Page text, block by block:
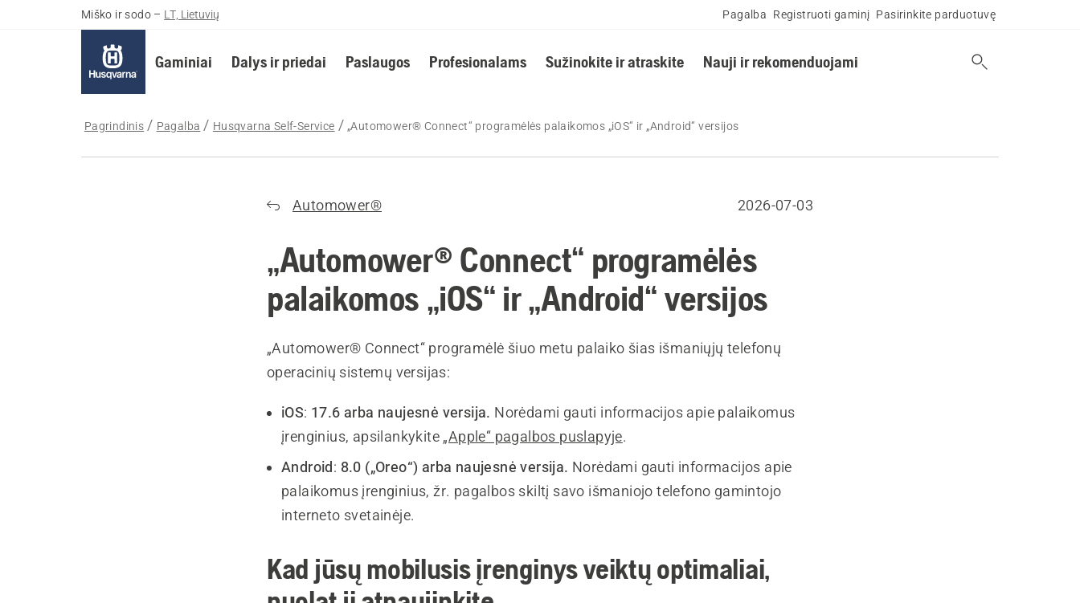
Miško ir sodo – LT, Lietuvių Pagalba Registruoti gaminį Pasirinkite parduotuvę
Gaminiai Dalys ir priedai Paslaugos Profesionalams Sužinokite ir atraskite Nauji ir rekomenduojami
Pagrindinis Pagalba Husqvarna Self-Service „Automower® Connect“ programėlės palaikomos „iOS“ ir „Android“ versijos
Automower® 2026-07-03
„Automower® Connect“ programėlės
palaikomos „iOS“ ir „Android“ versijos
„Automower® Connect“ programėlė šiuo metu palaiko šias išmaniųjų telefonų
operacinių sistemų versijas:
iOS: 17.6 arba naujesnė versija. Norėdami gauti informacijos apie palaikomus
įrenginius, apsilankykite „Apple“ pagalbos puslapyje.
Android : 8.0 („Oreo“) arba naujesnė versija. Norėdami gauti informacijos apie
palaikomus įrenginius, žr. pagalbos skiltį savo išmaniojo telefono gamintojo
interneto svetainėje.
Kad jūsų mobilusis įrenginys veiktų optimaliai,